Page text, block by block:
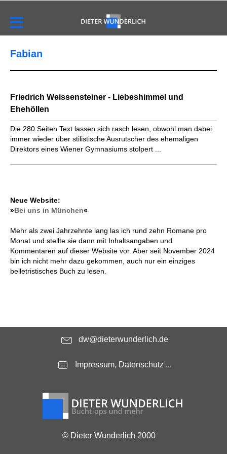
Fabian
Friedrich Weissensteiner - Liebeshimmel und
Ehehöllen
Die 280 Seiten Text lassen sich rasch lesen, obwohl man dabei
immer wieder über stilistische Ausrutscher des ehemaligen
Direktors eines Wiener Gymnasiums stolpert ...
Neue Website:
»Bei uns in München«
Mehr als zwei Jahrzehnte lang las ich rund zehn Romane pro
Monat und stellte sie dann mit Inhaltsangaben und
Kommentaren auf dieser Website vor. Aber seit November 2024
bin ich nicht mehr dazu gekommen, auch nur ein einziges
belletristisches Buch zu lesen.
dw@dieterwunderlich.de
Impressum, Datenschutz ...
© Dieter Wunderlich 2000